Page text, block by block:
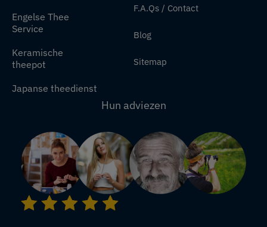
Engelse Thee
Service
Keramische
theepot
Japanse theedienst
F.A.Qs / Contact
Blog
Sitemap
Hun adviezen